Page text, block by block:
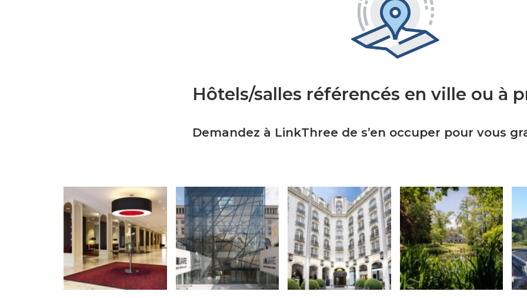
Hôtels/salles référencés en ville ou à
Demandez à LinkThree de s’en occuper pour vous